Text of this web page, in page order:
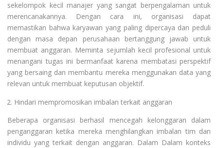
sekelompok kecil manajer yang sangat berpengalaman untuk
merencanakannya. Dengan cara ini, organisasi dapat
memastikan bahwa karyawan yang paling dipercaya dan peduli
dengan masa depan perusahaan bertanggung jawab untuk
membuat anggaran. Meminta sejumlah kecil profesional untuk
menangani tugas ini bermanfaat karena membatasi perspektif
yang bersaing dan membantu mereka menggunakan data yang
relevan untuk membuat keputusan objektif.
Hindari mempromosikan imbalan terkait anggaran
Beberapa organisasi berhasil mencegah kelonggaran dalam
penganggaran ketika mereka menghilangkan imbalan tim dan
individu yang terkait dengan anggaran. Dalam Dalam konteks